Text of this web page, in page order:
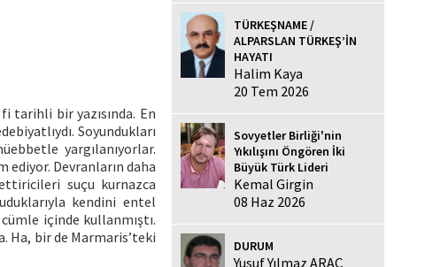
tarihli bir yazısında. En
Soyundukları
yargılanıyorlar.
ediyor. Devranların daha
suçu kurnazca
kendini entel
içinde kullanmıştı.
Ha, bir de Marmaris’teki
TÜRKEŞNAME /
ALPARSLAN TÜRKEŞ’İN
HAYATI
Halim Kaya
20 Tem 2026
Sovyetler Birliği'nin
Yıkılışını Öngören İki
Büyük Türk Lideri
Kemal Girgin
08 Haz 2026
DURUM
Yusuf Yılmaz ARAÇ